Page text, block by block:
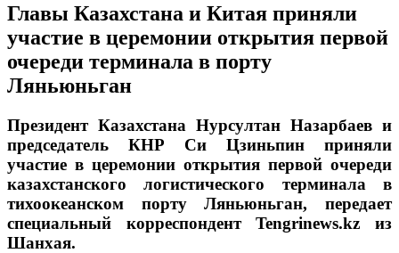
Главы Казахстана и Китая приняли
участие в церемонии открытия первой
очереди терминала в порту
Ляньюньган
Президент Казахстана Нурсултан Назарбаев и
председатель КНР Си Цзиньпин приняли
участие в церемонии открытия первой очереди
казахстанского логистического терминала в
тихоокеанском порту Ляньюньган, передает
специальный корреспондент Tengrinews.kz из
Шанхая.